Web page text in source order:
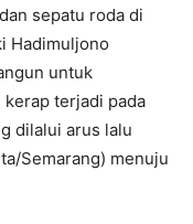
sepatu roda di
Hadimuljono
untuk
kerap terjadi pada
dilalui arus lalu
Semarang) menuju